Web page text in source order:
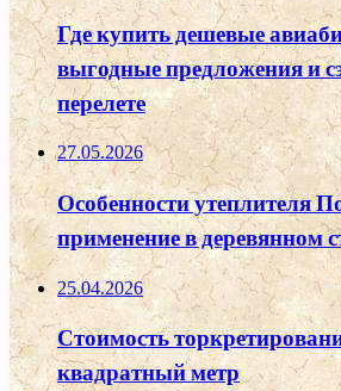
Где купить дешевые
выгодные предложения и
перелете
27.05.2026
Особенности утеплителя
применение в деревянном
25.04.2026
Стоимость
квадратный метр